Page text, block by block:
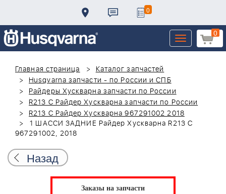
0
0
Toggle
navigation
Главная страница
Каталог запчастей
Husqvarna запчасти - по России и СПБ
Райдеры Хускварна запчасти по России
R213 C Райдер Хускварна запчасти по России
R213 C Райдер Хускварна 967291002 2018
1 ШАССИ ЗАДНИЕ Райдер Хускварна R213 C
967291002, 2018
Назад
Заказы на запчасти